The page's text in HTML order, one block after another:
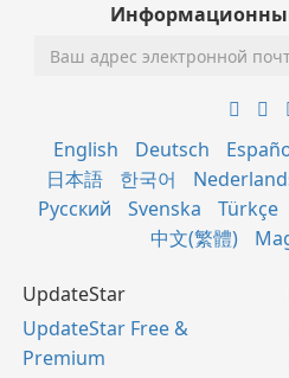
English Deutsch
日本語
한국어
Русский
Svenska Türkçe
中文(繁體)
UpdateStar
UpdateStar Free &
Premium